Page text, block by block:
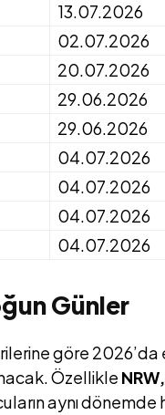
13.07.2026
02.07.2026
20.07.2026
29.06.2026
29.06.2026
04.07.2026
04.07.2026
04.07.2026
04.07.2026
Günler
göre
Özellikle
aynı